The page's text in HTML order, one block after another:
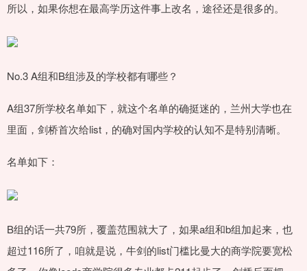
所以，如果你想在最高学历这件事上改名，途径还是很多的。
No.3 A组和B组涉及的学校都有哪些？
A组37所学校名单如下，就这个名单的确挺迷的，兰州大学也在
里面，剑桥首次给list，的确对国内学校的认知不是特别清晰。
名单如下：
B组的话一共79所，覆盖范围就大了，如果a组和b组加起来，也
超过116所了，咱就是说，牛剑的list门槛比曼大的商学院要宽松